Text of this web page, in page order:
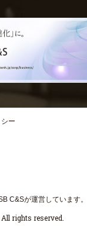
ー
C&Sが運営しています。
rights reserved.